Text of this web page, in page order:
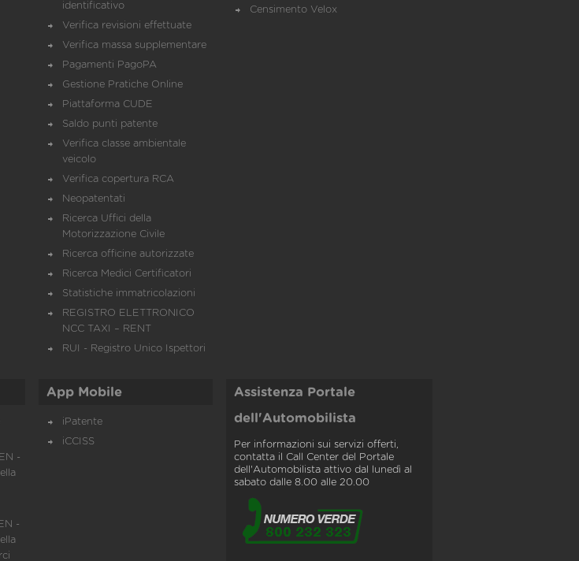
identificativo
Verifica revisioni effettuate
Verifica massa supplementare
Pagamenti PagoPA
Gestione Pratiche Online
Piattaforma CUDE
Saldo punti patente
Verifica classe ambientale
veicolo
Verifica copertura RCA
Neopatentati
Ricerca Uffici della
Motorizzazione Civile
Ricerca officine autorizzate
Ricerca Medici Certificatori
Statistiche immatricolazioni
REGISTRO ELETTRONICO
NCC TAXI – RENT
RUI - Registro Unico Ispettori
Censimento Velox
-
-
App Mobile
iPatente
iCCISS
Assistenza Portale
dell'Automobilista
Per informazioni sui servizi offerti,
contatta il Call Center del Portale
dell'Automobilista attivo dal lunedì al
sabato dalle 8.00 alle 20.00